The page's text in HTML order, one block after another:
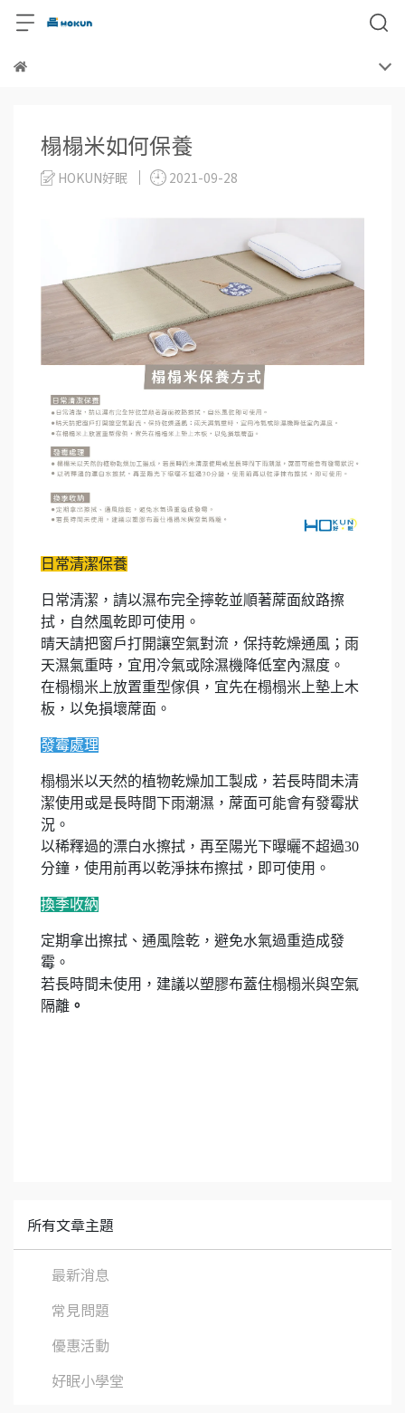
榻榻米如何保養
HOKUN好眠 2021-09-28
日常清潔保養
日常清潔，請以濕布完全擰乾並順著蓆面紋路擦
拭，自然風乾即可使用。
晴天請把窗戶打開讓空氣對流，保持乾燥通風；雨
天濕氣重時，宜用冷氣或除濕機降低室內濕度。
在榻榻米上放置重型傢俱，宜先在榻榻米上墊上木
板，以免損壞蓆面。
發霉處理
榻榻米以天然的植物乾燥加工製成，若長時間未清
潔使用或是長時間下雨潮濕，蓆面可能會有發霉狀
況。
以稀釋過的漂白水擦拭，再至陽光下曝曬不超過30
分鐘，使用前再以乾淨抹布擦拭，即可使用。
換季收納
定期拿出擦拭、通風陰乾，避免水氣過重造成發
霉。
若長時間未使用，建議以塑膠布蓋住榻榻米與空氣
隔離 。
所有文章主題
最新消息
常見問題
優惠活動
好眠小學堂